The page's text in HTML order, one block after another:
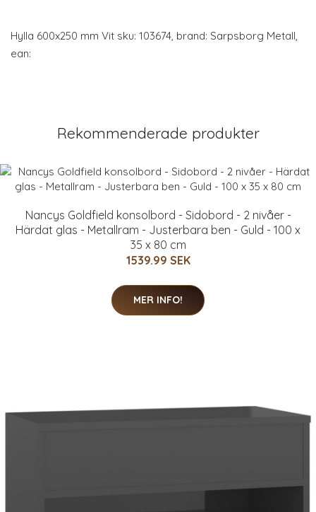
Hylla 600x250 mm Vit sku: 103674, brand: Sarpsborg Metall,
ean:
Rekommenderade produkter
Nancys Goldfield konsolbord - Sidobord - 2 nivåer -
Härdat glas - Metallram - Justerbara ben - Guld - 100 x
35 x 80 cm
1539.99 SEK
MER INFO!